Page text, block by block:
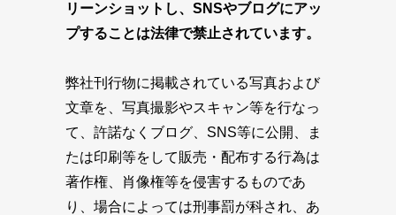
リーンショットし、SNSやブログにアッ
プすることは法律で禁止されています。
弊社刊行物に掲載されている写真および
文章を、写真撮影やスキャン等を行なっ
て、許諾なくブログ、SNS等に公開、ま
たは印刷等をして販売・配布する行為は
著作権、肖像権等を侵害するものであ
り、場合によっては刑事罰が科され、あ